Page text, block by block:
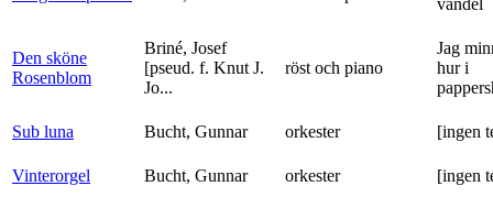
Den sköne
Rosenblom
Briné, Josef
[pseud. f. Knut J.
Jo...
röst och piano
Jag
hur i
Sub luna Bucht, Gunnar orkester [ingen
Vinterorgel Bucht, Gunnar orkester [ingen